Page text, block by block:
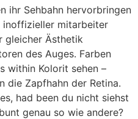
ihr Sehbahn hervorbringen
inoffizieller mitarbeiter
gleicher Ästhetik
des Auges. Farben
within Kolorit sehen –
die Zapfhahn der Retina.
had been du nicht siehst
genau so wie andere?